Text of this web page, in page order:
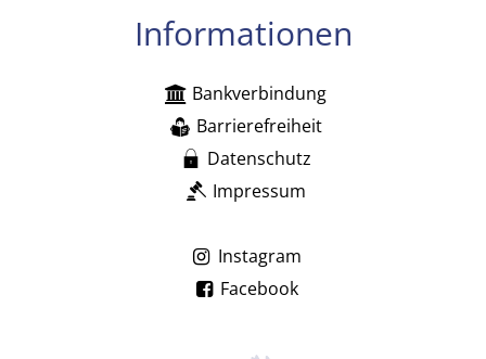
Informationen
Bankverbindung
Barrierefreiheit
Datenschutz
Impressum
Instagram
Facebook